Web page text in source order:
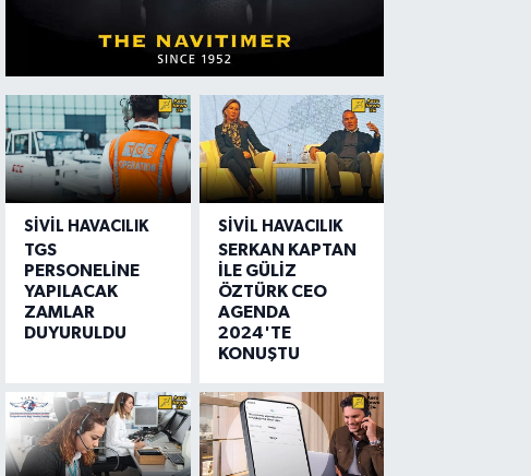
SIVIL HAVACILIK
TGS
PERSONELİNE
YAPILACAK
ZAMLAR
DUYURULDU
SIVIL HAVACILIK
SERKAN KAPTAN
İLE GÜLİZ
ÖZTÜRK CEO
AGENDA
2024'TE
KONUŞTU